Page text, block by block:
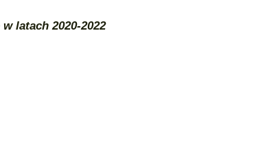
latach 2020-2022